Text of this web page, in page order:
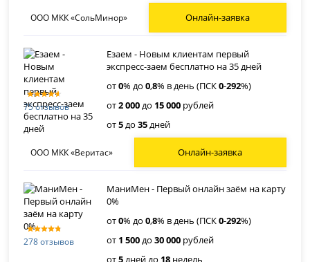
ООО МКК «СольМинор» Онлайн-заявка
75 отзывов
Езаем - Новым клиентам первый
экспресс-заем бесплатно на 35 дней
от0% до0,8% в день (ПСК0-292%)
от2 000до 15 000 рублей
от5до35дней
ООО МКК «Веритас» Онлайн-заявка
278 отзывов
МаниМен - Первый онлайн заём на карту
0%
от0% до0,8% в день (ПСК0-292%)
от 1 500до30 000 рублей
от5дней до 18 недель